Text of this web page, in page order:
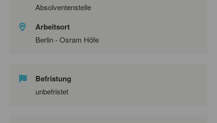
Absolventenstelle
Arbeitsort
Berlin - Osram Höfe
Befristung
unbefristet